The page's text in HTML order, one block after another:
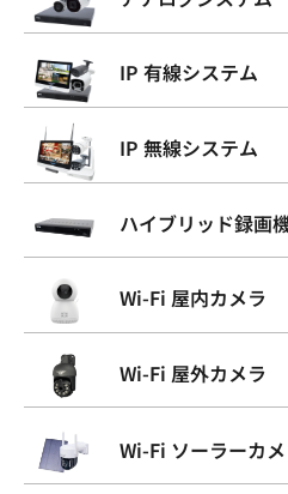
IP 有線システム
IP 無線システム
ハイブリッド録画
Wi-Fi 屋内カメラ
Wi-Fi 屋外カメラ
Wi-Fi ソーラーカ